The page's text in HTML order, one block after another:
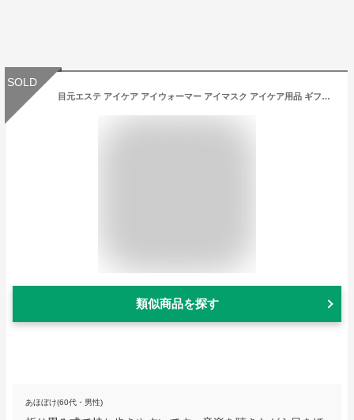
SOLD
目元エステ アイケア アイウォーマー アイマスク アイケア用品 ギフト 目元ケア アイエステ 眼精疲労 疲れ目 気圧機能 目もとケア ストレス解消 プレゼント 母の日 プレゼント
類似商品を探す
あほぼけ(60代・男性)